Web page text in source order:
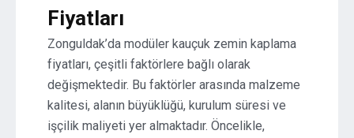
Fiyatları
Zonguldak’da modüler kauçuk zemin kaplama
fiyatları, çeşitli faktörlere bağlı olarak
değişmektedir. Bu faktörler arasında malzeme
kalitesi, alanın büyüklüğü, kurulum süresi ve
işçilik maliyeti yer almaktadır. Öncelikle,